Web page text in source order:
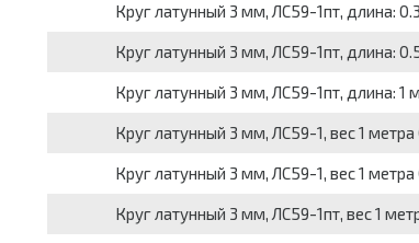
Круг латунный 3 мм, ЛС59-1пт, длина:
Круг латунный 3 мм, ЛС59-1пт, длина:
Круг латунный 3 мм, ЛС59-1пт, длина: 1
Круг латунный 3 мм, ЛС59-1, вес 1 метра
Круг латунный 3 мм, ЛС59-1, вес 1 метра
Круг латунный 3 мм, ЛС59-1пт, вес 1